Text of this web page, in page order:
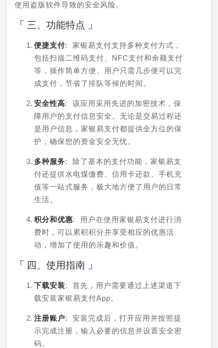
使用盗版软件导致的安全风险。
三、功能特点
便捷支付: 家银易支付支持多种支付方式，
包括扫描二维码支付、NFC支付和余额支付
等，操作简单方便。用户只需几步便可以完
成支付，节省了排队等候的时间。
安全性高: 该应用采用先进的加密技术，保
障用户的支付信息安全。无论是交易过程还
是用户信息，家银易支付都提供全方位的保
护，确保您的资金安全无忧。
多种服务: 除了基本的支付功能，家银易支
付还提供水电煤缴费、信用卡还款、手机充
值等一站式服务，极大地方便了用户的日常
生活。
积分和优惠: 用户在使用家银易支付进行消
费时，可以累积积分并享受相应的优惠活
动，增加了使用的乐趣和价值。
四、使用指南
下载安装: 首先，用户需要通过上述渠道下
载安装家银易支付App。
注册账户: 安装完成后，打开应用并按照提
示完成注册，输入必要的信息并设置安全密
码。